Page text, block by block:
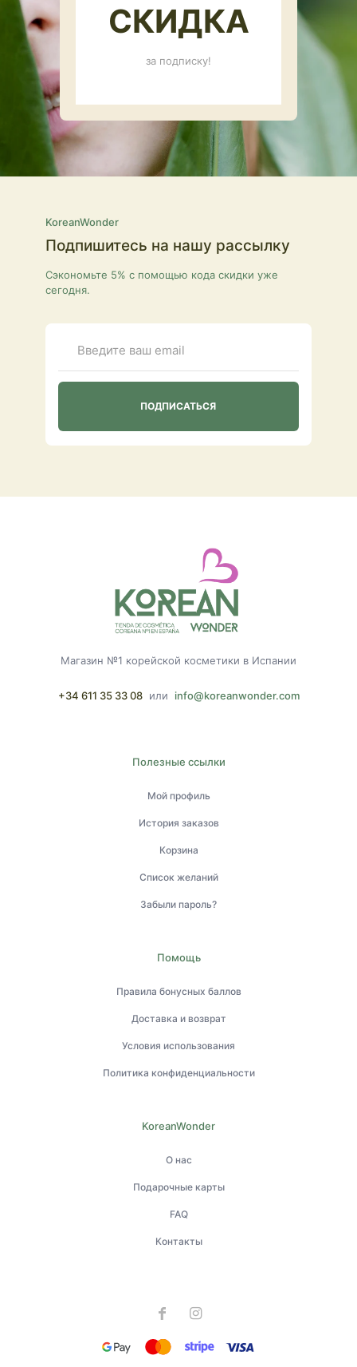
СКИДКА
за подписку!
KoreanWonder
Подпишитесь на нашу рассылку
Сэкономьте 5% с помощью кода скидки уже
сегодня.
Магазин №1 корейской косметики в Испании
+34 611 35 33 08 или info@koreanwonder.com
Полезные ссылки
Мой профиль
История заказов
Корзина
Список желаний
Забыли пароль?
Помощь
Правила бонусных баллов
Доставка и возврат
Условия использования
Политика конфиденциальности
KoreanWonder
О нас
Подарочные карты
FAQ
Контакты